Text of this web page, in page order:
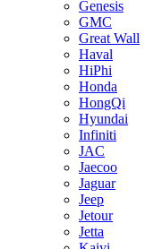
Genesis
GMC
Great Wall
Haval
HiPhi
Honda
HongQi
Hyundai
Infiniti
JAC
Jaecoo
Jaguar
Jeep
Jetour
Jetta